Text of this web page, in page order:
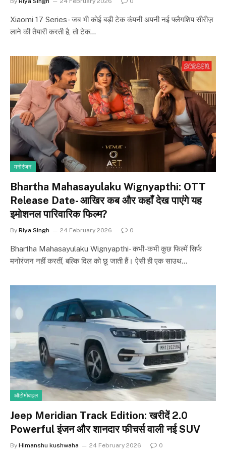
Xiaomi 17 Series- जब भी कोई बड़ी टेक कंपनी अपनी नई फ्लैगशिप सीरीज़
लाने की तैयारी करती है, तो टेक…
मनोरंजन
Bhartha Mahasayulaku Wignyapthi: OTT
Release Date- आखिर कब और कहाँ देख पाएंगे यह
इमोशनल पारिवारिक फिल्म?
By Riya Singh 24 February 2026 0
Bhartha Mahasayulaku Wignyapthi- कभी-कभी कुछ फिल्में सिर्फ
मनोरंजन नहीं करतीं, बल्कि दिल को छू जाती हैं। ऐसी ही एक साउथ…
ऑटोमोबाइल
Jeep Meridian Track Edition: खरीदें 2.0
Powerful इंजन और शानदार फीचर्स वाली नई SUV
By Himanshu kushwaha 24 February 2026 0